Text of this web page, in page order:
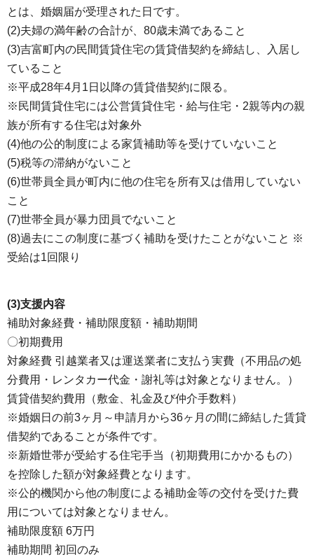
とは、婚姻届が受理された日です。
(2)夫婦の満年齢の合計が、80歳未満であること
(3)吉富町内の民間賃貸住宅の賃貸借契約を締結し、入居し
ていること
※平成28年4月1日以降の賃貸借契約に限る。
※民間賃貸住宅には公営賃貸住宅・給与住宅・2親等内の親
族が所有する住宅は対象外
(4)他の公的制度による家賃補助等を受けていないこと
(5)税等の滞納がないこと
(6)世帯員全員が町内に他の住宅を所有又は借用していない
こと
(7)世帯全員が暴力団員でないこと
(8)過去にこの制度に基づく補助を受けたことがないこと ※
受給は1回限り
(3)支援内容
補助対象経費・補助限度額・補助期間
〇初期費用
対象経費 引越業者又は運送業者に支払う実費（不用品の処
分費用・レンタカー代金・謝礼等は対象となりません。）
賃貸借契約費用（敷金、礼金及び仲介手数料）
※婚姻日の前3ヶ月～申請月から36ヶ月の間に締結した賃貸
借契約であることが条件です。
※新婚世帯が受給する住宅手当（初期費用にかかるもの）
を控除した額が対象経費となります。
※公的機関から他の制度による補助金等の交付を受けた費
用については対象となりません。
補助限度額 6万円
補助期間 初回のみ